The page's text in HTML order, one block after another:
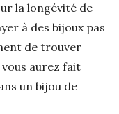
la longévité de
à des bijoux pas
de trouver
aurez fait
un bijou de